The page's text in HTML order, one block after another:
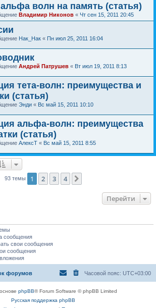
волн на память (статья)
Владимир Никонов « Чт сен 15, 2011 20:45
Нак_Нак « Пн июл 25, 2011 16:04
Андрей Патрушев « Вт июл 19, 2011 8:13
тета-волн: преимущества и
(статья)
Энди « Вс май 15, 2011 10:10
альфа-волн: преимущества
(статья)
АлексТ « Вс май 15, 2011 8:55
93 темы 1 2 3 4
Перейти
сообщения
свои сообщения
сообщения
форумов Часовой пояс: UTC+03:00
phpBB® Forum Software © phpBB Limited
Русская поддержка phpBB